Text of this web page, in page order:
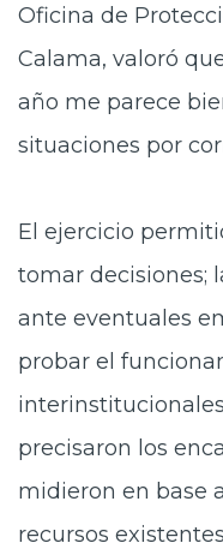
Oficina de
Calama, valoró
año me parece
situaciones por
El ejercicio
tomar decisiones;
ante eventuales
probar el
precisaron los
midieron en base
recursos